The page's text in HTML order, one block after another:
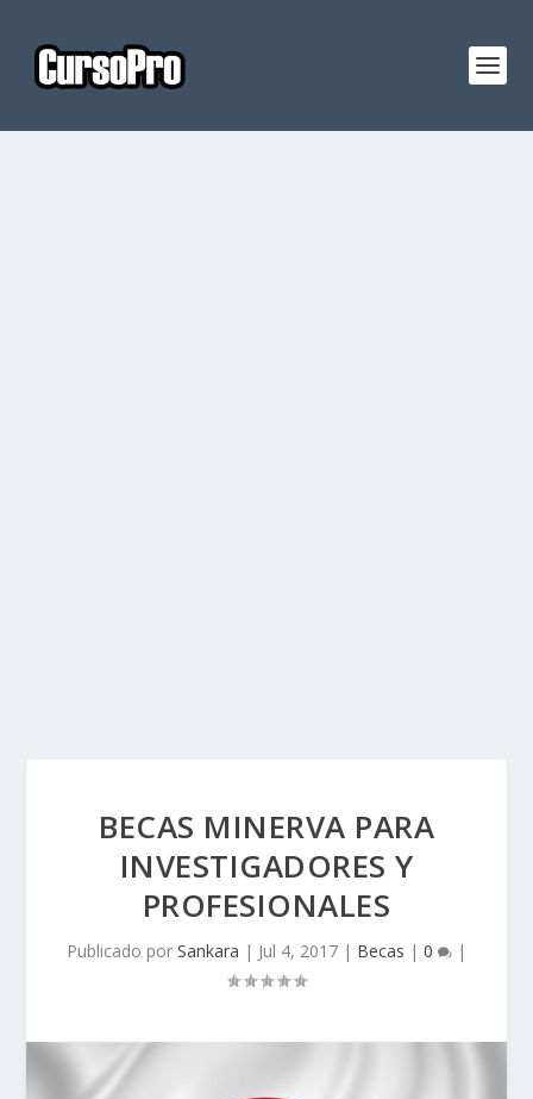
BECAS MINERVA PARA
INVESTIGADORES Y
PROFESIONALES
Publicado por Sankara | Jul 4, 2017 | Becas | 0 |